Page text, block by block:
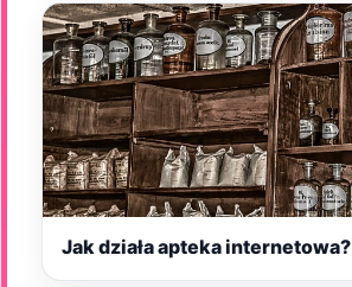
Jak działa apteka internetowa?